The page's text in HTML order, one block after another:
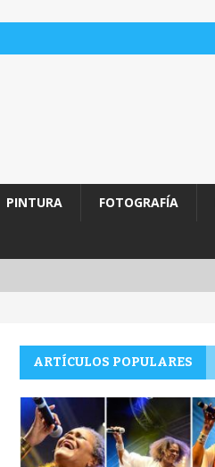
PINTURA FOTOGRAFÍA
ARTÍCULOS POPULARES